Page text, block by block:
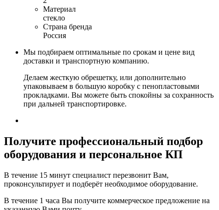
Материал
стекло
Страна бренда
Россия
Мы подбираем оптимальные по срокам и цене вид
доставки и транспортную компанию.
Делаем жесткую обрешетку, или дополнительно
упаковываем в большую коробку с пенопластовыми
прокладками. Вы можете быть спокойны за сохранность
при дальней транспортировке.
Получите профессиональный подбор
оборудования и персональное КП
В течение 15 минут специалист перезвонит Вам,
проконсультирует и подберёт необходимое оборудование.
В течение 1 часа Вы получите коммерческое предложение на